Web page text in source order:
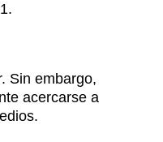
Sin embargo,
acercarse a